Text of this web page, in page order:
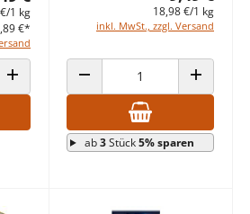
1 kg
€*
ANZAHL ERHÖHEN
18,98 €/1 kg
inkl. MwSt., zzgl. Versand
ANZAHL VERRINGERN ANZAHL
ab3Stück5% sparen